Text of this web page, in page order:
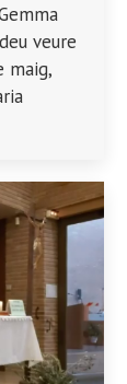
veure
maig,